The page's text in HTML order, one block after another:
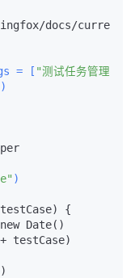
docs/current/
= [ "测试任务管理
)
)
) {
+ testCase)